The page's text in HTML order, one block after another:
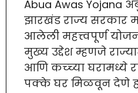
Abua Awas Yojana
झारखंड राज्य सरकार
आलेली महत्त्वपूर्ण
मुख्य उद्देश म्हणजे
आणि कच्च्या घरामध्ये
पक्के घर मिळवून देणे